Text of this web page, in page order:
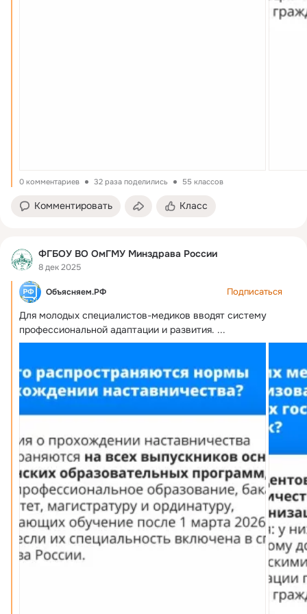
0 комментариев 32 раза поделились 55 классов
Комментировать Класс
ФГБОУ ВО ОмГМУ Минздрава России
8 дек 2025
Объясняем.РФ Подписаться
Для молодых специалистов-медиков вводят систему
профессиональной адаптации и развития. ...